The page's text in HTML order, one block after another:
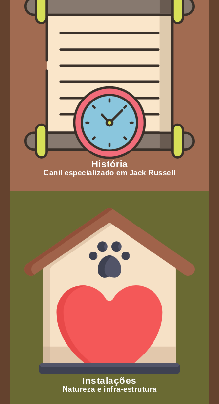
História
Canil especializado em Jack Russell
Instalações
Natureza e infra-estrutura